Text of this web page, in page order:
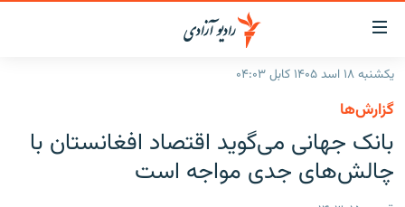
لینک‌های
قابل
دسترسی
بازگشت
متن
اصلی
بازگشت
گزارش‌ها
افغانستانخبرها
جدول نشرات
یکشنبه ۱۸ اسد ۱۴۰۵ کابل ۰۴:۰۳
گزارش‌ها
بانک جهانی می‌گوید اقتصاد افغانستان با
چالش‌های جدی مواجه است